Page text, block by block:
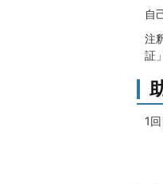
自
注
証
1